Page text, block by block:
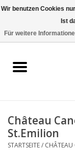
Stil
Château
St.Emilion
STARTSEITE/ CHÂTEAU
Wir benutzen Cookies
Ist
Für weitere